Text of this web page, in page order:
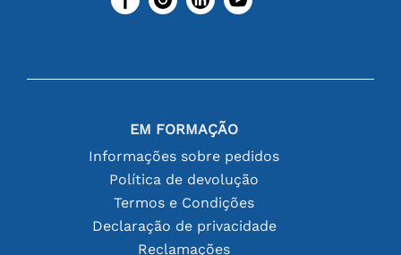
EM FORMAÇÃO
Informações sobre pedidos
Política de devolução
Termos e Condições
Declaração de privacidade
Reclamações